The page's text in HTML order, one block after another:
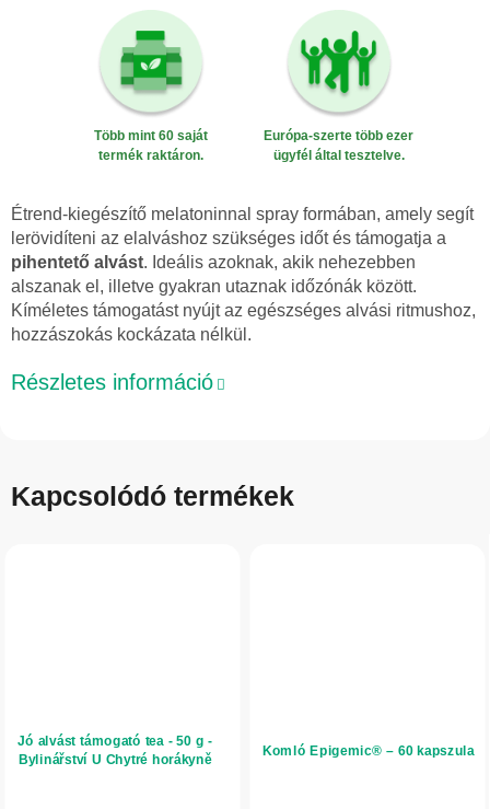
Több mint 60 saját
termék raktáron.
Európa-szerte több ezer
ügyfél által tesztelve.
Étrend-kiegészítő melatoninnal spray formában, amely segít
lerövidíteni az elalváshoz szükséges időt és támogatja a
pihentető alvást. Ideális azoknak, akik nehezebben
alszanak el, illetve gyakran utaznak időzónák között.
Kíméletes támogatást nyújt az egészséges alvási ritmushoz,
hozzászokás kockázata nélkül.
Részletes információ
Kapcsolódó termékek
Jó alvást támogató tea - 50 g -
Bylinářství U Chytré horákyně
Komló Epigemic® – 60 kapszula